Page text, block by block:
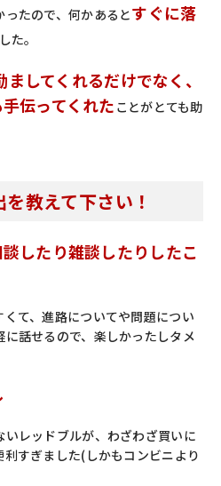
たので、何かあるとすぐに落
た。
ましてくれるだけでなく、
伝ってくれた ことがとても助
教えて下さい！
したり雑談したりしたこ
て、進路についてや問題につい
話せるので、楽しかったしタメ
レッドブルが、わざわざ買いに
すぎました(しかもコンビニより